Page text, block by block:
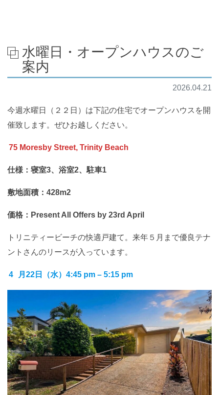
水曜日・オープンハウスのご
案内
2026.04.21
今週水曜日（２２日）は下記の住宅でオープンハウスを開
催致します。ぜひお越しください。
75 Moresby Street, Trinity Beach
仕様：寝室3、浴室2、駐車1
敷地面積：428m2
価格：Present All Offers by 23rd April
トリニティービーチの快適戸建て。来年５月まで優良テナ
ントさんのリースが入っています。
4 月22日（水）4:45 pm – 5:15 pm